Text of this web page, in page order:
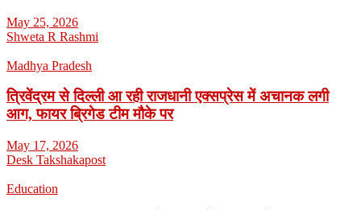
May 25, 2026
Shweta R Rashmi
Madhya Pradesh
त्रिवेंद्रम से दिल्ली आ रही राजधानी एक्सप्रेस में अचानक लगी
आग, फायर ब्रिगेड टीम मौके पर
May 17, 2026
Desk Takshakapost
Education